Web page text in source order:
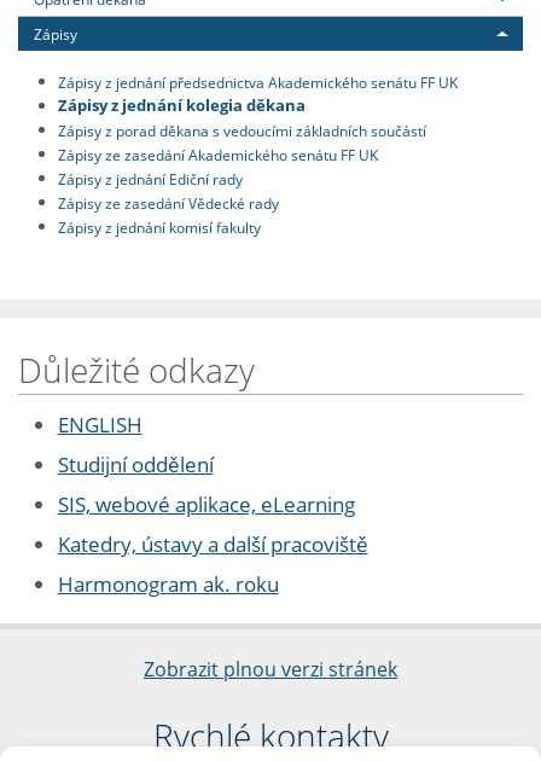
Zápisy
Zápisy z jednání předsednictva Akademického senátu FF UK
Zápisy z jednání kolegia děkana
Zápisy z porad děkana s vedoucími základních součástí
Zápisy ze zasedání Akademického senátu FF UK
Zápisy z jednání Ediční rady
Zápisy ze zasedání Vědecké rady
Zápisy z jednání komisí fakulty
Důležité odkazy
ENGLISH
Studijní oddělení
SIS, webové aplikace, eLearning
Katedry, ústavy a další pracoviště
Harmonogram ak. roku
Zobrazit plnou verzi stránek
Rychlé kontakty